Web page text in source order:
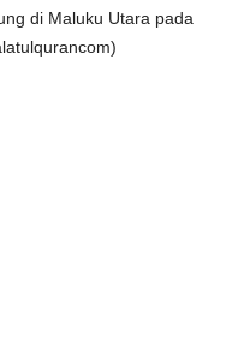
di Maluku Utara pada